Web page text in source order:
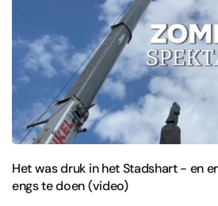
Het was druk in het Stadshart - en
engs te doen (video)